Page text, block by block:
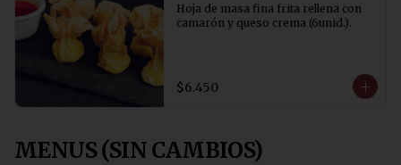
Hoja de masa fina frita rellena con
camarón y queso crema (6unid.).
$6.450
MENUS (SIN CAMBIOS)